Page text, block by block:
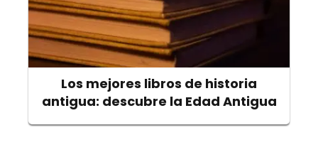
Los mejores libros de historia
antigua: descubre la Edad Antigua